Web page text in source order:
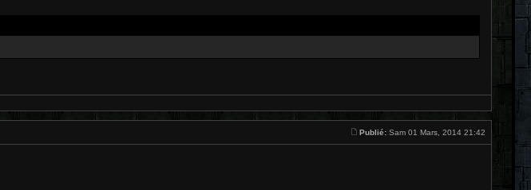
Publié: Sam 01 Mars, 2014 21:42